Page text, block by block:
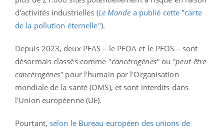
d'activités industrielles (Le Monde a publié cette "carte
de la pollution éternelle").
Depuis 2023, deux PFAS – le PFOA et le PFOS – sont
désormais classés comme "cancérogènes" ou "peut-être
cancérogènes" pour l'humain par l'Organisation
mondiale de la santé (OMS), et sont interdits dans
l'Union européenne (UE).
Pourtant, selon le Bureau européen des unions de